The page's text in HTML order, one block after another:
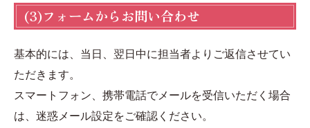
(3)フォームからお問い合わせ
基本的には、当日、翌日中に担当者よりご返信させてい
ただきます。
スマートフォン、携帯電話でメールを受信いただく場合
は、迷惑メール設定をご確認ください。